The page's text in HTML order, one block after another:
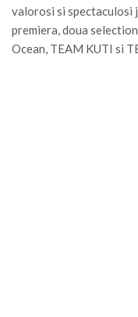
valorosi si spectaculosi
premiera, doua
Ocean, TEAM KUTI si